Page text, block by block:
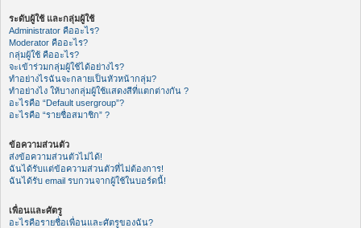
ระดับผู้ใช้ และกลุ่มผู้ใช้
Administrator คืออะไร?
Moderator คืออะไร?
กลุ่มผู้ใช้ คืออะไร?
จะเข้าร่วมกลุ่มผู้ใช้ได้อย่างไร?
ทำอย่างไรฉันจะกลายเป็นหัวหน้ากลุ่ม?
ทำอย่างไง ให้บางกลุ่มผู้ใช้แสดงสีที่แตกต่างกัน ?
อะไรคือ “Default usergroup”?
อะไรคือ “รายชื่อสมาชิก” ?
ข้อความส่วนตัว
ส่งข้อความส่วนตัวไม่ได้!
ฉันได้รับแต่ข้อความส่วนตัวที่ไม่ต้องการ!
ฉันได้รับ email รบกวนจากผู้ใช้ในบอร์ดนี้!
เพื่อนและศัตรู
อะไรคือรายชื่อเพื่อนและศัตรูของฉัน?